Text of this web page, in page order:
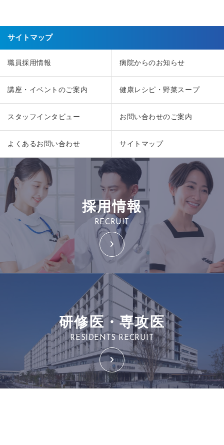
サイトマップ
職員採用情報 病院からのお知らせ
講座・イベントのご案内 健康レシピ・野菜スープ
スタッフインタビュー お問い合わせのご案内
よくあるお問い合わせ サイトマップ
採用情報
RECRUIT
研修医・専攻医
RESIDENTS RECRUIT